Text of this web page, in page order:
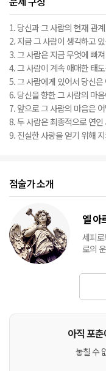
1. 당신과 그 사람의 현재 관계
2. 지금 그 사람이 생각하고
3. 그 사람은 지금 무엇에 빠
4. 그 사람이 계속 애매한 태
5. 그 사람에게 있어서 당신은
6. 당신을 향한 그 사람의 마
7. 앞으로 그 사람의 마음은
8. 두 사람은 최종적으로 연
9. 진실한 사랑을 얻기 위해
점술가 소개
엘 아
세피
로의
아직 포
놓칠 수